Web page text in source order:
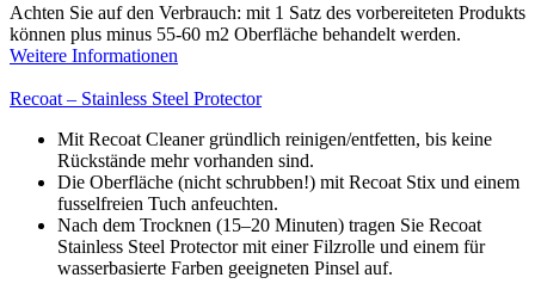
Achten Sie auf den Verbrauch: mit 1 Satz des vorbereiteten Produkts
können plus minus 55-60 m2 Oberfläche behandelt werden.
Weitere Informationen
Recoat – Stainless Steel Protector
Mit Recoat Cleaner gründlich reinigen/entfetten, bis keine
Rückstände mehr vorhanden sind.
Die Oberfläche (nicht schrubben!) mit Recoat Stix und einem
fusselfreien Tuch anfeuchten.
Nach dem Trocknen (15–20 Minuten) tragen Sie Recoat
Stainless Steel Protector mit einer Filzrolle und einem für
wasserbasierte Farben geeigneten Pinsel auf.